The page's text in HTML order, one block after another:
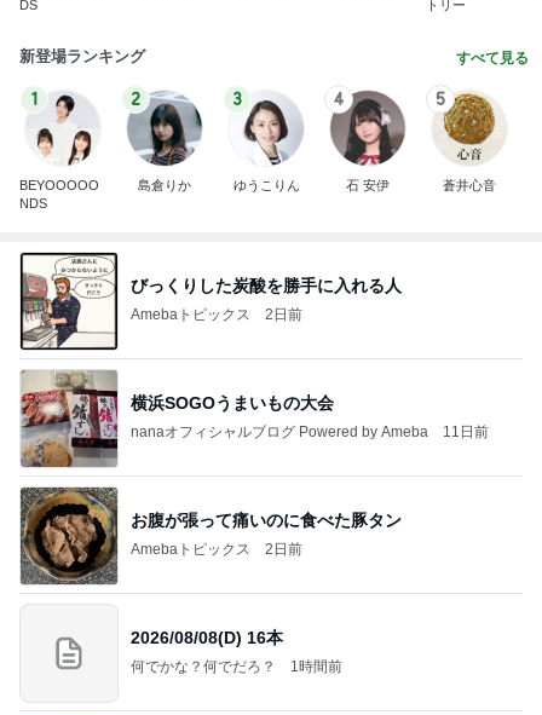
DS
トリー
新登場ランキング すべて見る
1
BEYOOOOO
NDS
2
島倉りか
3
ゆうこりん
4
石 安伊
5
蒼井心音
びっくりした炭酸を勝手に入れる人
Amebaトピックス 2日前
横浜SOGOうまいもの大会
nanaオフィシャルブログ Powered by Ameba 11日前
お腹が張って痛いのに食べた豚タン
Amebaトピックス 2日前
2026/08/08(D) 16本
何でかな？何でだろ？ 1時間前